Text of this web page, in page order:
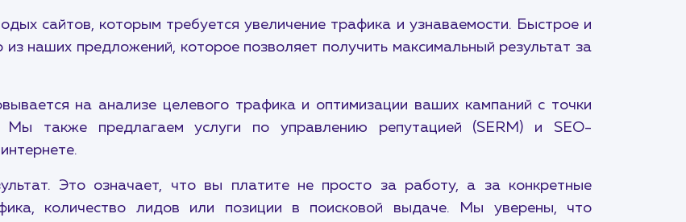
сайтов, которым требуется увеличение трафика и узнаваемости. Быстрое и
наших предложений, которое позволяет получить максимальный результат за
на анализе целевого трафика и оптимизации ваших кампаний с точки
Мы также предлагаем услуги по управлению репутацией (SERM) и SEO-
Это означает, что вы платите не просто за работу, а за конкретные
количество лидов или позиции в поисковой выдаче. Мы уверены, что